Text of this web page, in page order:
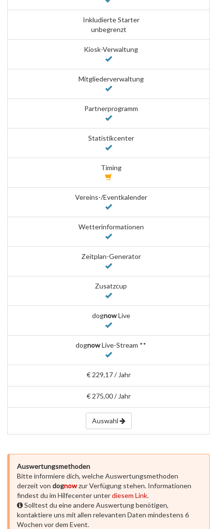
Inkludierte Starter
unbegrenzt
Kiosk-Verwaltung
Mitgliederverwaltung
Partnerprogramm
Statistikcenter
Timing
Vereins-/Eventkalender
Wetterinformationen
Zeitplan-Generator
Zusatzcup
dognowLive
dognowLive-Stream **
€ 229,17 / Jahr
€ 275,00 / Jahr
Auswahl
Auswertungsmethoden
Bitte informiere dich, welche Auswertungsmethoden
derzeit von dognowzur Verfügung stehen. Informationen
findest du im Hilfecenter unterdiesem Link.
Solltest du eine andere Auswertung benötigen,
kontaktiere uns mit allen relevanten Daten mindestens 6
Wochen vor dem Event.